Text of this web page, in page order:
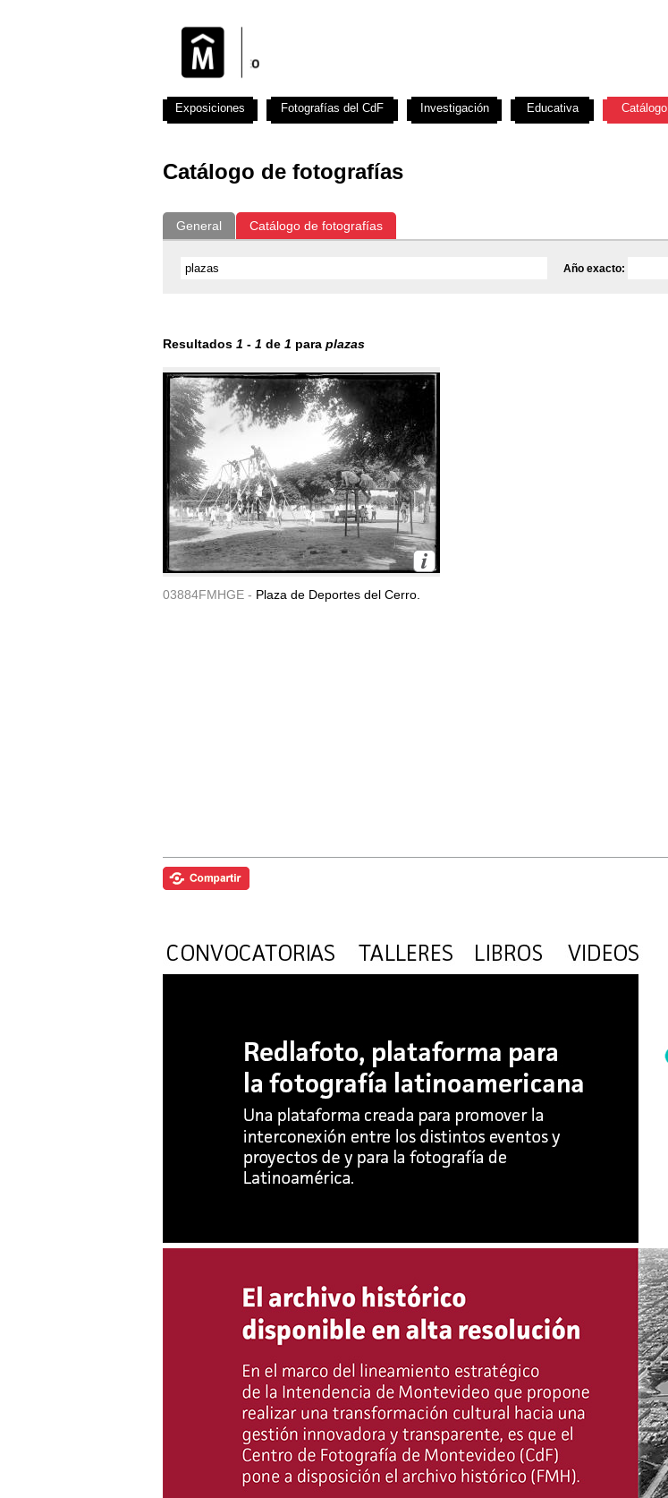
Catálogo de fotografías
General Catálogo de fotografías
Año exacto:
Resultados 1 - 1 de 1 para plazas
03884FMHGE - Plaza de Deportes del Cerro.
Exposiciones Fotografías del CdF Investigación Educativa Catálogo